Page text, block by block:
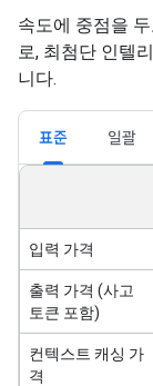
속도에 중점을
로, 최첨단 인텔
니다.
표준 일괄
입력 가격
출력 가격 (사고
토큰 포함)
컨텍스트 캐싱 가
격